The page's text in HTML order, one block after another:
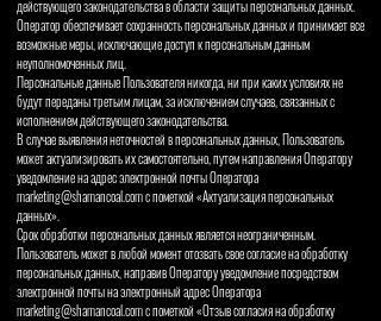
действующего законодательства в области защиты персональных данных.
Оператор обеспечивает сохранность персональных данных и принимает все
возможные меры, исключающие доступ к персональным данным
неуполномоченных лиц.
Персональные данные Пользователя никогда, ни при каких условиях не
будут переданы третьим лицам, за исключением случаев, связанных с
исполнением действующего законодательства.
В случае выявления неточностей в персональных данных, Пользователь
может актуализировать их самостоятельно, путем направления Оператору
уведомление на адрес электронной почты Оператора
marketing@shamancoal.comс пометкой «Актуализация персональных
данных».
Срок обработки персональных данных является неограниченным.
Пользователь может в любой момент отозвать свое согласие на обработку
персональных данных, направив Оператору уведомление посредством
электронной почты на электронный адрес Оператора
marketing@shamancoal.comс пометкой «Отзыв согласия на обработку